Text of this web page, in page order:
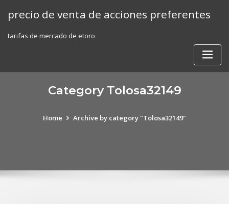
precio de venta de acciones preferentes
tarifas de mercado de etoro
Category Tolosa32149
Home Archive by category "Tolosa32149"